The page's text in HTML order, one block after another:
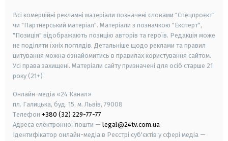
Всі комерційні рекламні матеріали позначені словами "Спецпроєкт"
чи "Партнерський матеріал". Матеріали з позначкою "Експерт",
"Позиція" відображають позицію авторів та героїв. Редакція може
не поділяти їхніх поглядів. Детальніше щодо реклами та правил
цитування можна ознайомитись в правилах користування сайтом.
Усі права захищені. Матеріали сайту призначені для осіб старше 21
року (21+)
Онлайн-медіа «24 Канал»
пл. Галицька, буд. 15, м. Львів, 79008
Телефон +380 (32) 229-77-77
Адреса електронної пошти — legal@24tv.com.ua
Ідентифікатор онлайн-медіа в Реєстрі суб'єктів у сфері медіа —